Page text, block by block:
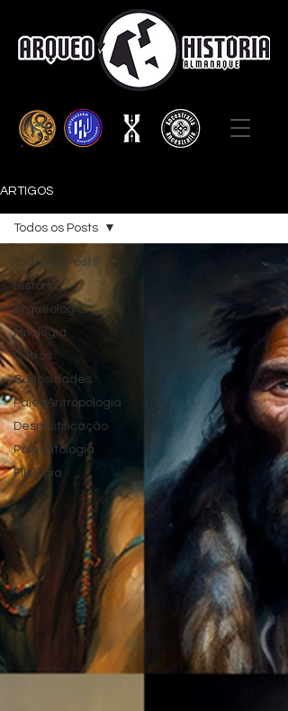
ARTIGOS
Todos os Posts
História
Arqueologia
Mitologia
Outros
Curiosidades
PaleoAntropologia
Desmistificação
Paleontologia
Filologia
Todos os Posts